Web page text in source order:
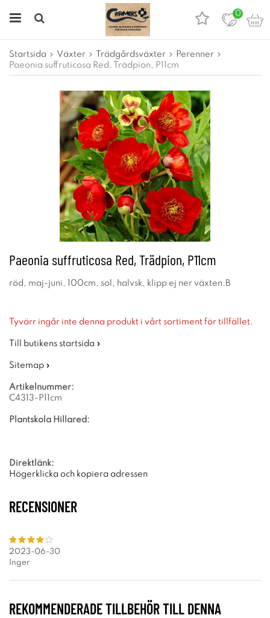
0
Startsida Växter Trädgårdsväxter
Perenner
Paeonia suffruticosa Red, Trädpion, P11cm
Paeonia suffruticosa Red, Trädpion, P11cm
röd, maj-juni, 100cm, sol, halvsk, klipp ej ner växten.B
Tyvärr ingår inte denna produkt i vårt sortiment för tillfället.
Till butikens startsida »
Sitemap »
Artikelnummer:
C4313-P11cm
Plantskola Hillared:
Direktlänk:
Högerklicka och kopiera adressen
RECENSIONER
2023-06-30
Inger
REKOMMENDERADE TILLBEHÖR TILL DENNA